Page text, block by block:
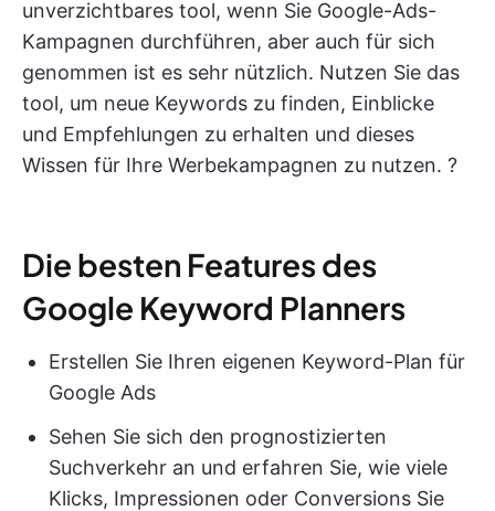
unverzichtbares tool, wenn Sie Google-Ads-
Kampagnen durchführen, aber auch für sich
genommen ist es sehr nützlich. Nutzen Sie das
tool, um neue Keywords zu finden, Einblicke
und Empfehlungen zu erhalten und dieses
Wissen für Ihre Werbekampagnen zu nutzen. ?
Die besten Features des
Google Keyword Planners
Erstellen Sie Ihren eigenen Keyword-Plan für
Google Ads
Sehen Sie sich den prognostizierten
Suchverkehr an und erfahren Sie, wie viele
Klicks, Impressionen oder Conversions Sie